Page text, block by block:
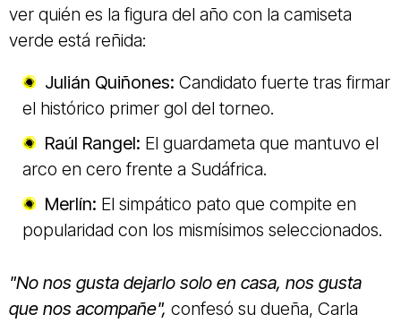
ver quién es la figura del año con la camiseta
verde está reñida:
Julián Quiñones: Candidato fuerte tras firmar
el histórico primer gol del torneo.
Raúl Rangel: El guardameta que mantuvo el
arco en cero frente a Sudáfrica.
Merlín: El simpático pato que compite en
popularidad con los mismísimos seleccionados.
"No nos gusta dejarlo solo en casa, nos gusta
que nos acompañe", confesó su dueña, Carla